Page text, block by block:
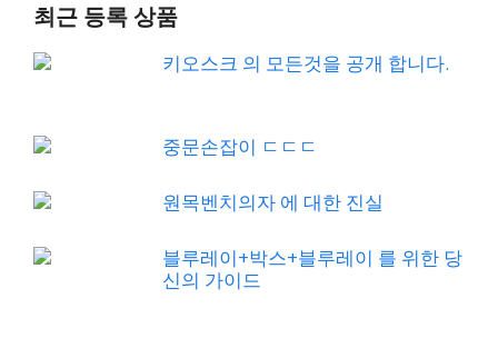
최근 등록 상품
키오스크 의 모든것을 공개 합니다.
중문손잡이 ㄷㄷㄷ
원목벤치의자 에 대한 진실
블루레이+박스+블루레이 를 위한 당
신의 가이드